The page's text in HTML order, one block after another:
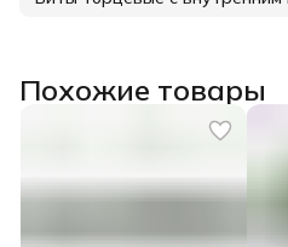
Похожие товары